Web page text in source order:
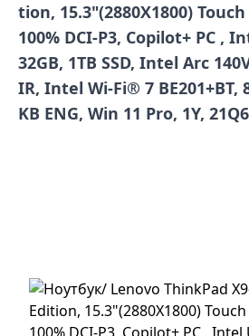
tion, 15.3"(2880X1800)
100% DCI-P3, Copilot+ PC ,
32GB, 1TB SSD, Intel Arc
IR, Intel Wi-Fi® 7 BE201+BT,
KB ENG, Win 11 Pro, 1Y,